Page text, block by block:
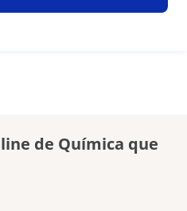
de Química que